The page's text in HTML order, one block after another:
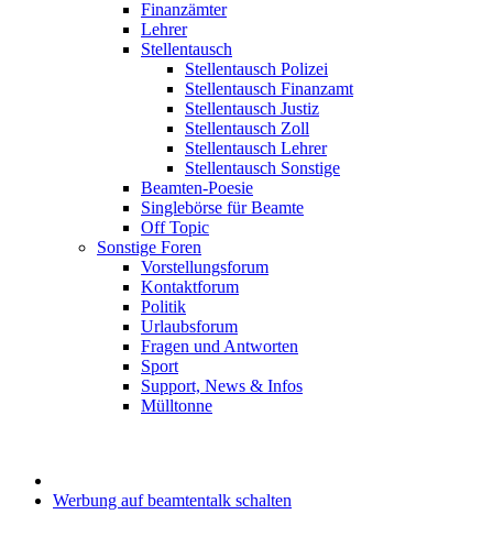
Finanzämter
Lehrer
Stellentausch
Stellentausch Polizei
Stellentausch Finanzamt
Stellentausch Justiz
Stellentausch Zoll
Stellentausch Lehrer
Stellentausch Sonstige
Beamten-Poesie
Singlebörse für Beamte
Off Topic
Sonstige Foren
Vorstellungsforum
Kontaktforum
Politik
Urlaubsforum
Fragen und Antworten
Sport
Support, News & Infos
Mülltonne
Werbung auf beamtentalk schalten